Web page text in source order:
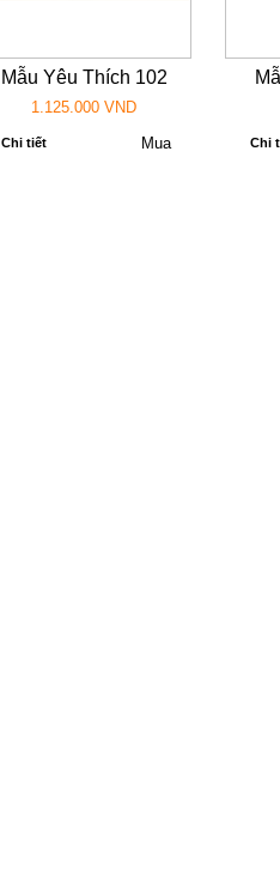
Mẫu Yêu Thích 102
1.125.000 VND
Chi tiết Chi